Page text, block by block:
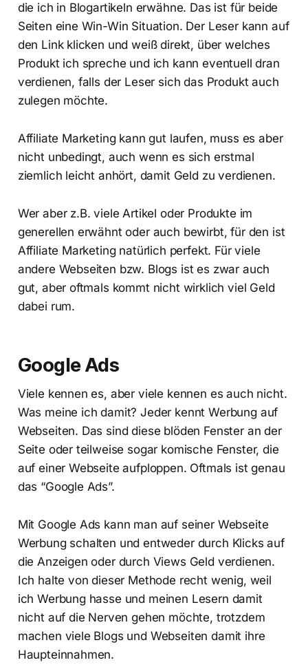
die ich in Blogartikeln erwähne. Das ist für beide
Seiten eine Win-Win Situation. Der Leser kann auf
den Link klicken und weiß direkt, über welches
Produkt ich spreche und ich kann eventuell dran
verdienen, falls der Leser sich das Produkt auch
zulegen möchte.
Affiliate Marketing kann gut laufen, muss es aber
nicht unbedingt, auch wenn es sich erstmal
ziemlich leicht anhört, damit Geld zu verdienen.
Wer aber z.B. viele Artikel oder Produkte im
generellen erwähnt oder auch bewirbt, für den ist
Affiliate Marketing natürlich perfekt. Für viele
andere Webseiten bzw. Blogs ist es zwar auch
gut, aber oftmals kommt nicht wirklich viel Geld
dabei rum.
Google Ads
Viele kennen es, aber viele kennen es auch nicht.
Was meine ich damit? Jeder kennt Werbung auf
Webseiten. Das sind diese blöden Fenster an der
Seite oder teilweise sogar komische Fenster, die
auf einer Webseite aufploppen. Oftmals ist genau
das “Google Ads”.
Mit Google Ads kann man auf seiner Webseite
Werbung schalten und entweder durch Klicks auf
die Anzeigen oder durch Views Geld verdienen.
Ich halte von dieser Methode recht wenig, weil
ich Werbung hasse und meinen Lesern damit
nicht auf die Nerven gehen möchte, trotzdem
machen viele Blogs und Webseiten damit ihre
Haupteinnahmen.